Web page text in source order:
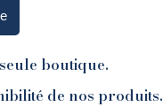
boutique.
de nos produits.